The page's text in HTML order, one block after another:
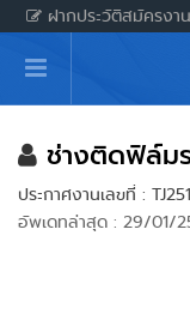
ฝากประวัติสมัครงาน
หน้าหลัก
ผู้สมัครงาน: เข้าสู่ร
ฝากประวัติสมัครงาน
เกร็ดความรู้
สำหรับผู้ประก
ช่างติดฟิล์ม
ประกาศงานเลขที่ :
อัพเดทล่าสุด : 29/01/